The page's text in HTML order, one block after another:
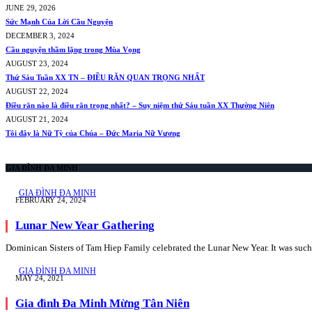
JUNE 29, 2026
Sức Mạnh Của Lời Cầu Nguyện
DECEMBER 3, 2024
Cầu nguyện thầm lặng trong Mùa Vọng
AUGUST 23, 2024
Thứ Sáu Tuần XX TN – ĐIỀU RĂN QUAN TRỌNG NHẤT
AUGUST 22, 2024
Điều răn nào là điều răn trọng nhất? – Suy niệm thứ Sáu tuần XX Thường Niên
AUGUST 21, 2024
Tôi đây là Nữ Tỳ của Chúa – Đức Maria Nữ Vương
GIA ĐÌNH ĐA MINH
GIA ĐÌNH ĐA MINH
FEBRUARY 24, 2024
Lunar New Year Gathering
Dominican Sisters of Tam Hiep Family celebrated the Lunar New Year. It was
GIA ĐÌNH ĐA MINH
MAY 24, 2021
Gia đình Đa Minh Mừng Tân Niên